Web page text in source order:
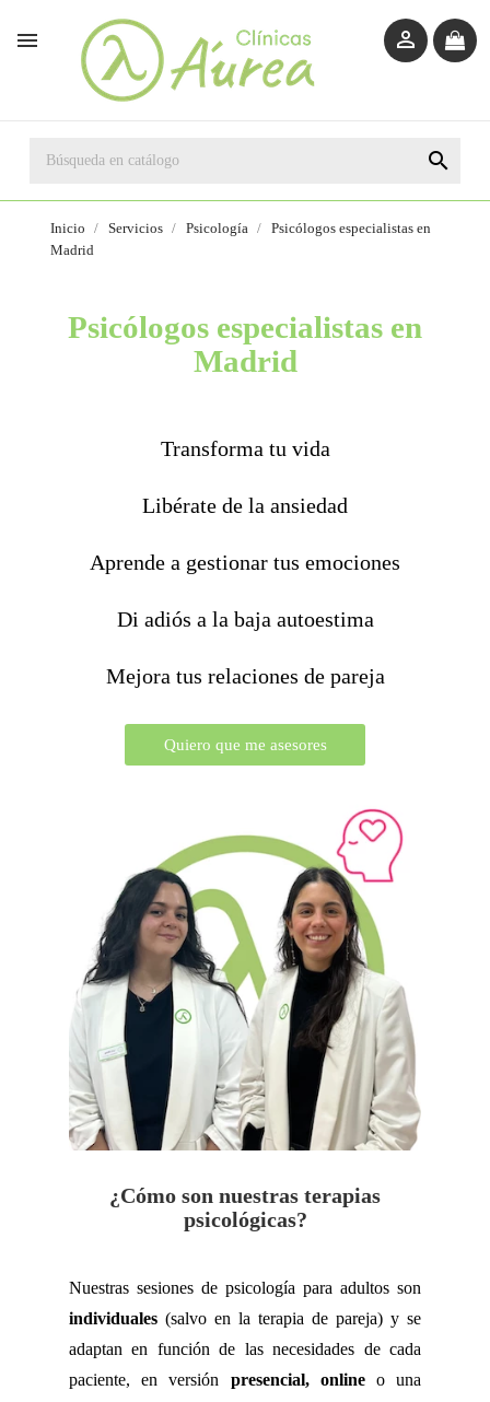
 

Inicio Servicios Psicología
Psicólogos especialistas en
Madrid
Psicólogos especialistas en
Madrid
Transforma tu vida
Libérate de la ansiedad
Aprende a gestionar tus emociones
Di adiós a la baja autoestima
Mejora tus relaciones de pareja
Quiero que me asesores
¿Cómo son nuestras terapias
psicológicas?
Nuestras sesiones de psicología para adultos son
individuales (salvo en la terapia de pareja) y se
adaptan en función de las necesidades de cada
paciente, en versión presencial, onlineo una